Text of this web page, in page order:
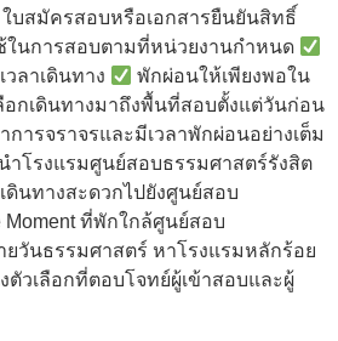
ใบสมัครสอบหรือเอกสารยืนยันสิทธิ์
นการสอบตามที่หน่วยงานกำหนด
ลาเดินทาง
พักผ่อนให้เพียงพอใน
กเดินทางมาถึงพื้นที่สอบตั้งแต่วันก่อน
ารจราจรและมีเวลาพักผ่อนอย่างเต็ม
ำโรงแรมศูนย์สอบธรรมศาสตร์รังสิต
นทางสะดวกไปยังศูนย์สอบ
Moment ที่พักใกล้ศูนย์สอบ
ยวันธรรมศาสตร์ หาโรงแรมหลักร้อย
ตัวเลือกที่ตอบโจทย์ผู้เข้าสอบและผู้